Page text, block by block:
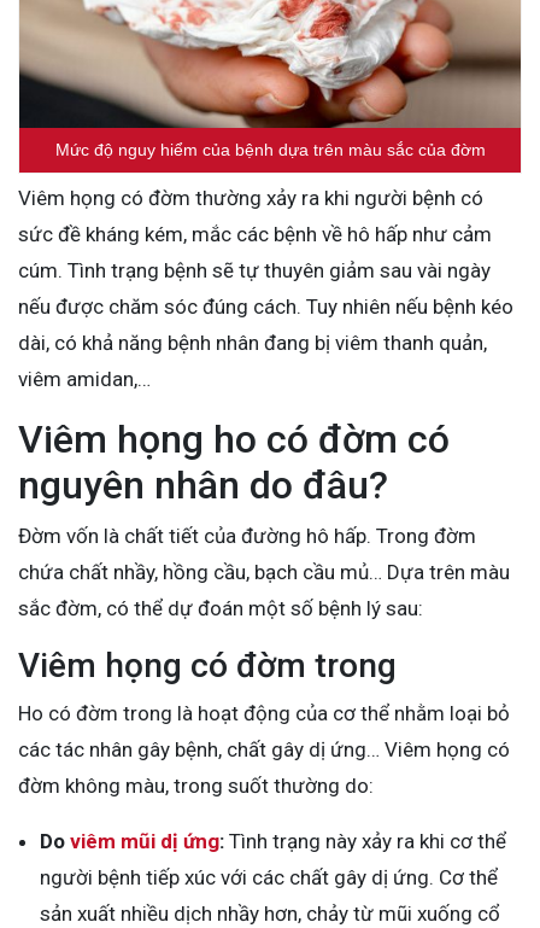
Mức độ nguy hiểm của bệnh dựa trên màu sắc của đờm
Viêm họng có đờm thường xảy ra khi người bệnh có
sức đề kháng kém, mắc các bệnh về hô hấp như cảm
cúm. Tình trạng bệnh sẽ tự thuyên giảm sau vài ngày
nếu được chăm sóc đúng cách. Tuy nhiên nếu bệnh kéo
dài, có khả năng bệnh nhân đang bị viêm thanh quản,
viêm amidan,…
Viêm họng ho có đờm có
nguyên nhân do đâu?
Đờm vốn là chất tiết của đường hô hấp. Trong đờm
chứa chất nhầy, hồng cầu, bạch cầu mủ… Dựa trên màu
sắc đờm, có thể dự đoán một số bệnh lý sau:
Viêm họng có đờm trong
Ho có đờm trong là hoạt động của cơ thể nhằm loại bỏ
các tác nhân gây bệnh, chất gây dị ứng… Viêm họng có
đờm không màu, trong suốt thường do:
Do viêm mũi dị ứng: Tình trạng này xảy ra khi cơ thể
người bệnh tiếp xúc với các chất gây dị ứng. Cơ thể
sản xuất nhiều dịch nhầy hơn, chảy từ mũi xuống cổ